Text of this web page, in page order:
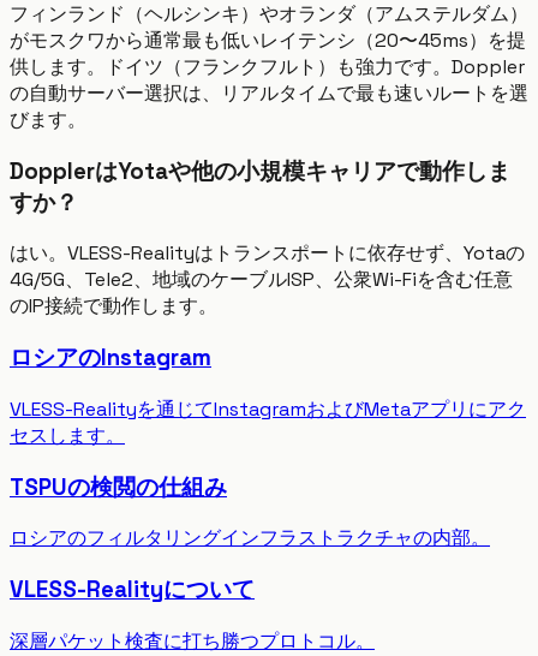
フィンランド（ヘルシンキ）やオランダ（アムステルダム）
がモスクワから通常最も低いレイテンシ（20〜45ms）を提
供します。ドイツ（フランクフルト）も強力です。Doppler
の自動サーバー選択は、リアルタイムで最も速いルートを選
びます。
DopplerはYotaや他の小規模キャリアで動作しま
すか？
はい。VLESS-Realityはトランスポートに依存せず、Yotaの
4G/5G、Tele2、地域のケーブルISP、公衆Wi-Fiを含む任意
のIP接続で動作します。
ロシアのInstagram
VLESS-Realityを通じてInstagramおよびMetaアプリにアク
セスします。
TSPUの検閲の仕組み
ロシアのフィルタリングインフラストラクチャの内部。
VLESS-Realityについて
深層パケット検査に打ち勝つプロトコル。